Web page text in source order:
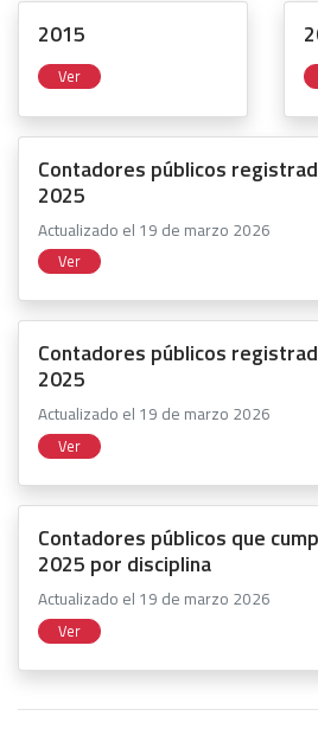
2015
Ver
Contadores públicos
2025
Actualizado el 19 de marzo 2026
Ver
Contadores públicos
2025
Actualizado el 19 de marzo 2026
Ver
Contadores públicos que
2025 por disciplina
Actualizado el 19 de marzo 2026
Ver